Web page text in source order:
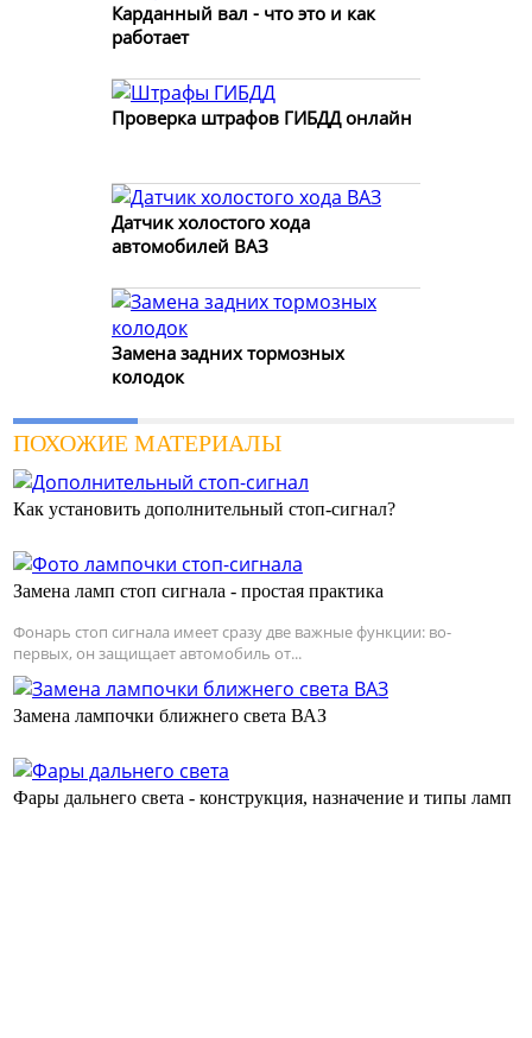
Карданный вал - что это и как
работает
Проверка штрафов ГИБДД онлайн
Датчик холостого хода
автомобилей ВАЗ
Замена задних тормозных
колодок
ПОХОЖИЕ МАТЕРИАЛЫ
Как установить дополнительный стоп-сигнал?
Замена ламп стоп сигнала - простая практика
Фонарь стоп сигнала имеет сразу две важные функции: во-
первых, он защищает автомобиль от...
Замена лампочки ближнего света ВАЗ
Фары дальнего света - конструкция, назначение и типы ламп